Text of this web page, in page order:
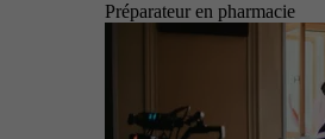
Préparateur en pharmacie